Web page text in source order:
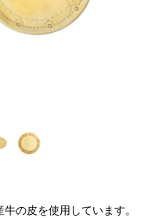
の皮を使用しています。